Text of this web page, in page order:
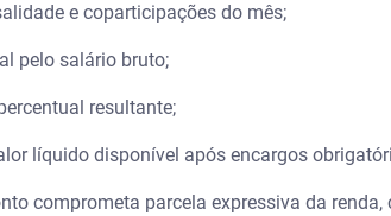
e coparticipações do mês;
pelo salário bruto;
resultante;
líquido disponível após encargos
comprometa parcela expressiva da